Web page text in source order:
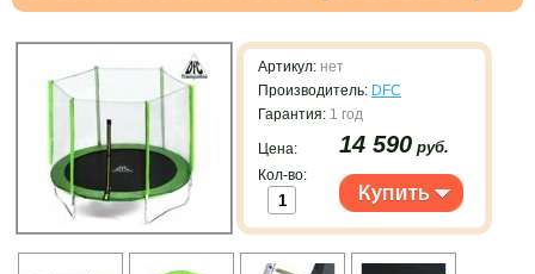
Артикул: нет
Производитель: DFC
Гарантия: 1 год
Цена:
Кол-во:
14 590 руб.